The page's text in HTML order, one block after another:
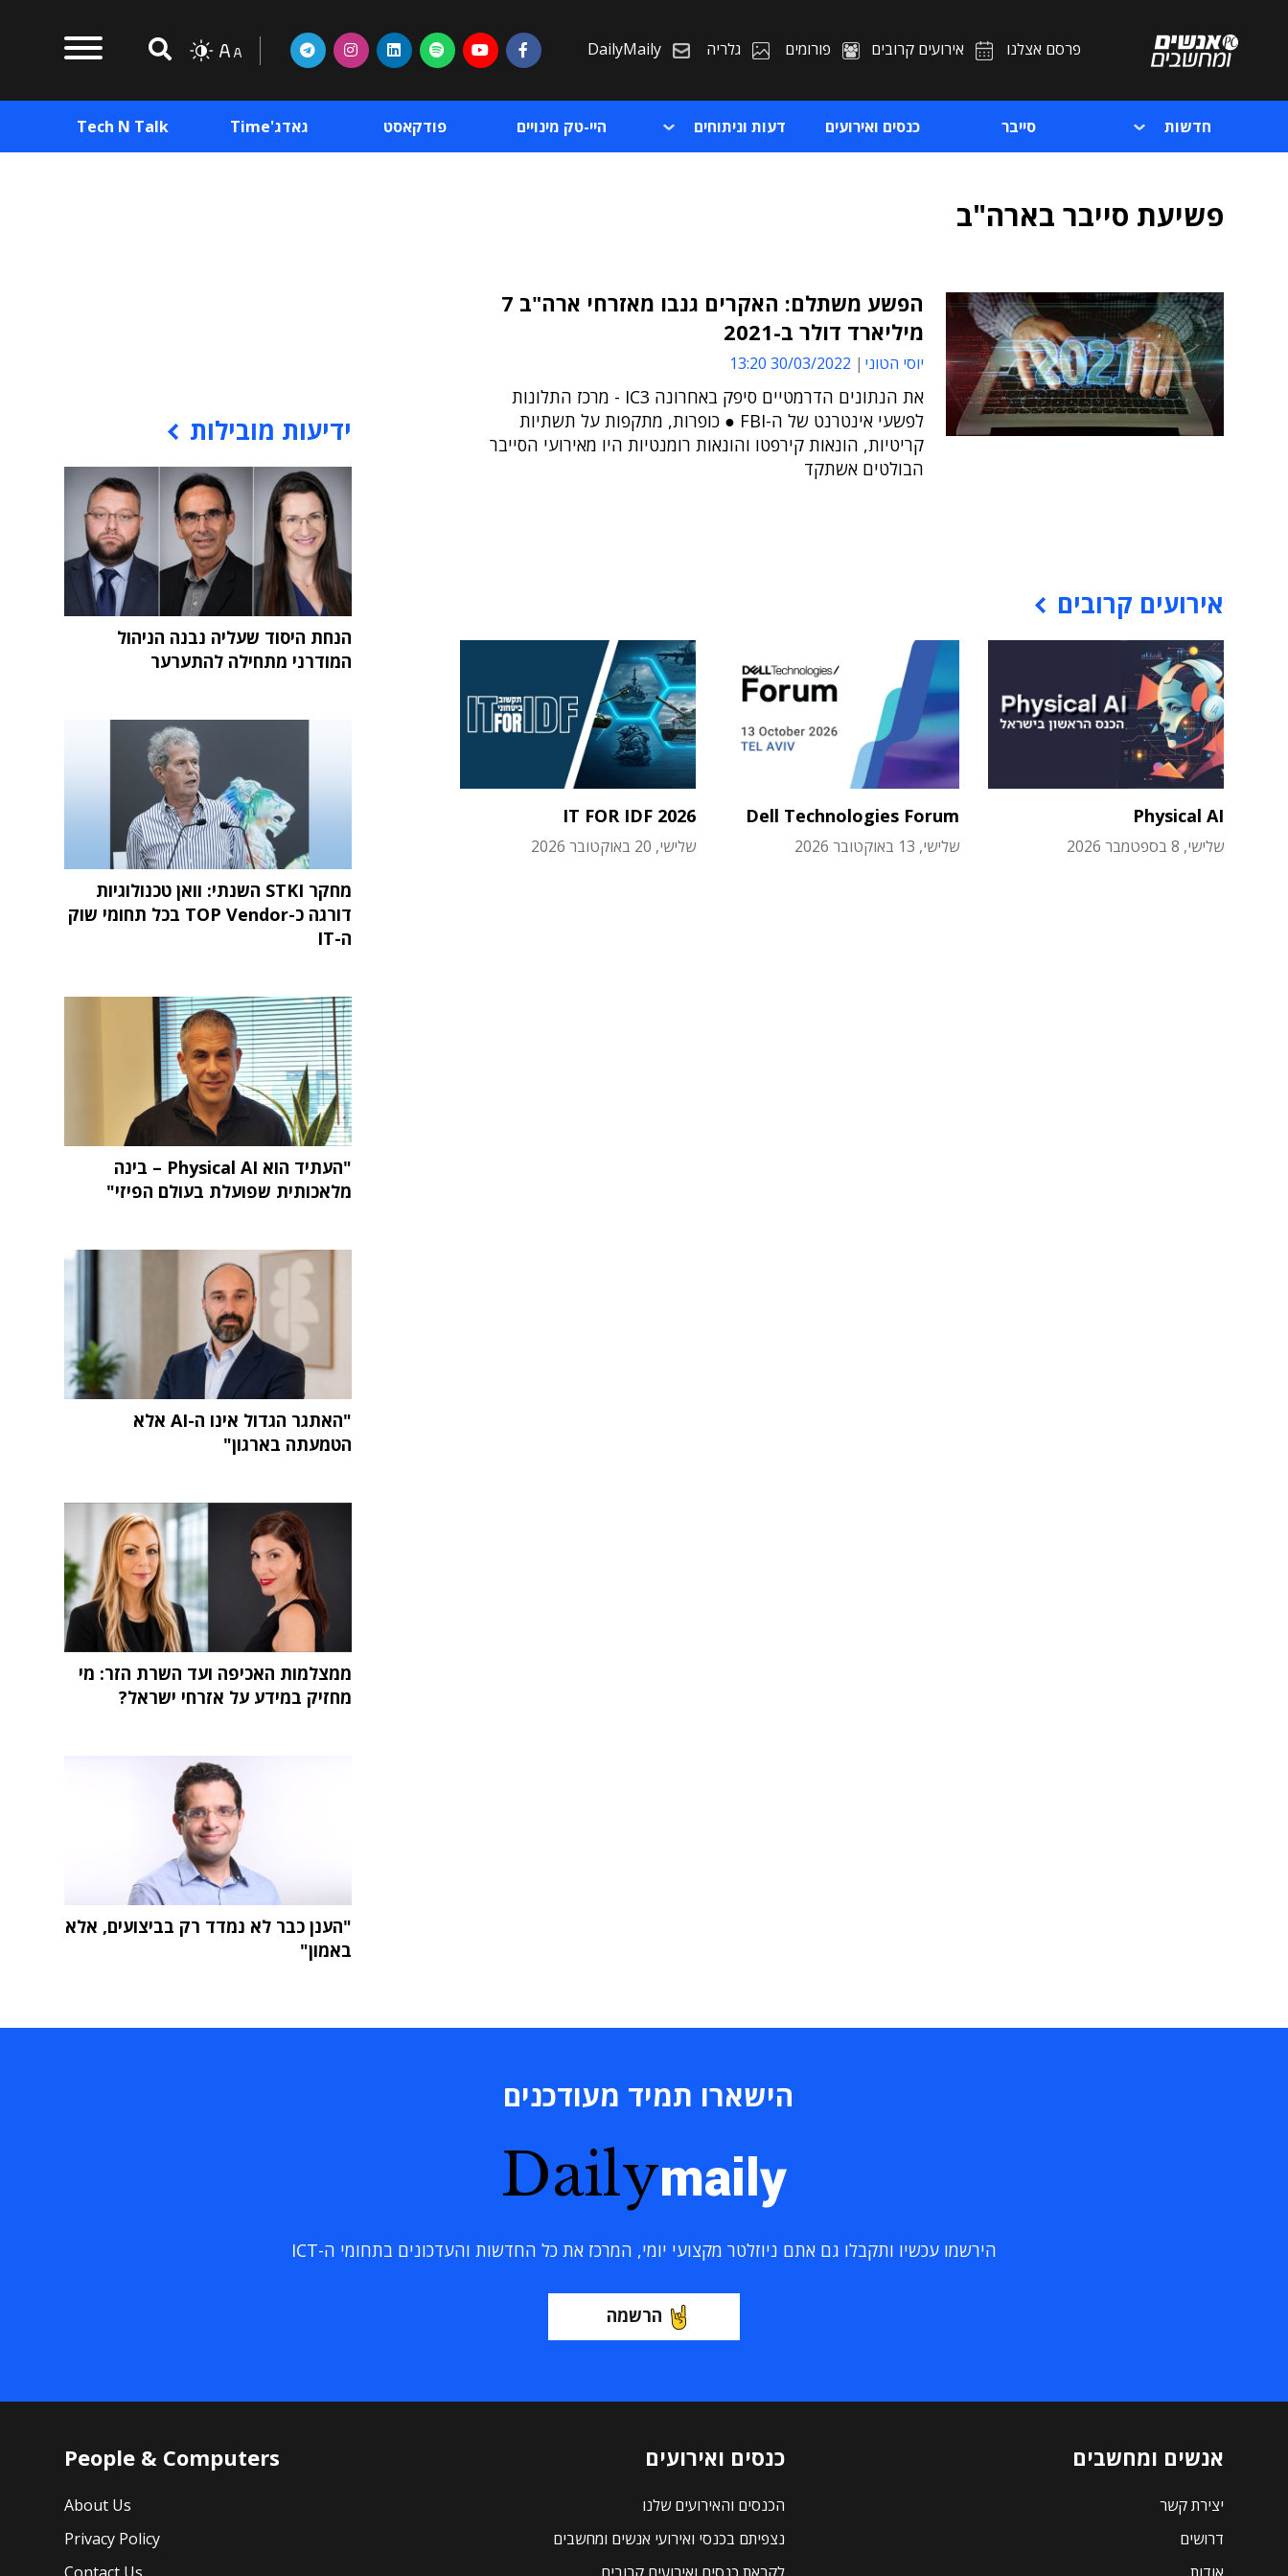
פרסם אצלנו אירועים קרובים פורומים גלריה DailyMaily
חדשות סייבר כנסים ואירועים דעות וניתוחים היי-טק מינויים פודקאסט גאדג'Time Tech N Talk
פשיעת סייבר בארה"ב
הפשע משתלם: האקרים גנבו מאזרחי ארה"ב 7
מיליארד דולר ב-2021
יוסי הטוני 30/03/2022 13:20
את הנתונים הדרמטיים סיפק באחרונה IC3 - מרכז התלונות
לפשעי אינטרנט של ה-FBI ● כופרות, מתקפות על תשתיות
קריטיות, הונאות קירפטו והונאות רומנטיות היו מאירועי הסייבר
הבולטים אשתקד
אירועים קרובים
Physical AI
שלישי, 8 בספטמבר 2026
Dell Technologies Forum
שלישי, 13 באוקטובר 2026
IT FOR IDF 2026
שלישי, 20 באוקטובר 2026
ידיעות מובילות
הנחת היסוד שעליה נבנה הניהול
המודרני מתחילה להתערער
מחקר STKI השנתי: וואן טכנולוגיות
דורגה כ-TOP Vendor בכל תחומי שוק
ה-IT
"העתיד הוא Physical AI – בינה
מלאכותית שפועלת בעולם הפיזי"
"האתגר הגדול אינו ה-AI אלא
הטמעתה בארגון"
ממצלמות האכיפה ועד השרת הזר: מי
מחזיק במידע על אזרחי ישראל?
"הענן כבר לא נמדד רק בביצועים, אלא
באמון"
הישארו תמיד מעודכנים
Dailymaily
הירשמו עכשיו ותקבלו גם אתם ניוזלטר מקצועי יומי, המרכז את כל החדשות והעדכונים בתחומי ה-ICT
הרשמה
אנשים ומחשבים
יצירת קשר
דרושים
כנסים ואירועים
הכנסים והאירועים שלנו
נצפיתם בכנסי ואירועי אנשים ומחשבים
People & Computers
About Us
Privacy Policy